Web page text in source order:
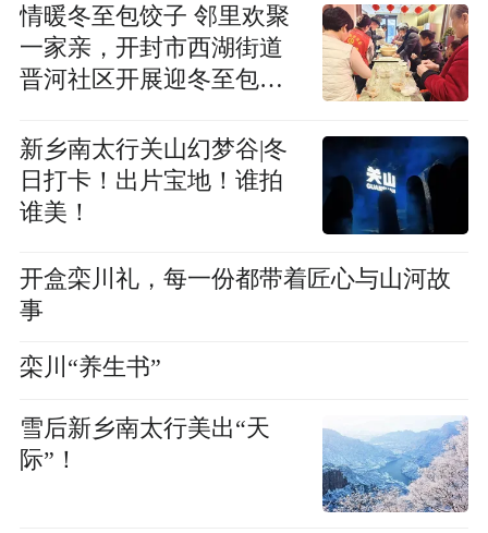
情暖冬至包饺子 邻里欢聚
一家亲，开封市西湖街道
晋河社区开展迎冬至包饺
新乡南太行关山幻梦谷|冬
日打卡！出片宝地！谁拍
谁美！
开盒栾川礼，每一份都带着匠心与山河故
事
栾川“养生书”
雪后新乡南太行美出“天
际”！